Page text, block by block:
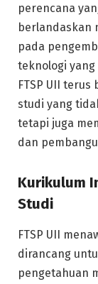
perencana
berlandaskan
pada
teknologi
FTSP UII
studi yang
tetapi juga
dan
Kurikulum
Studi
FTSP UII
dirancang
pengetahuan